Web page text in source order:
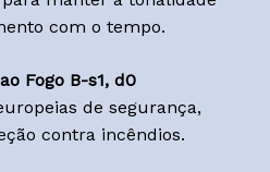
com o tempo.
Fogo B-s1, d0
de segurança,
contra incêndios.